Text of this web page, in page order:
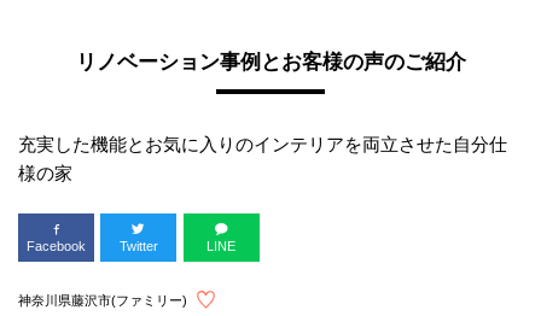
リノベーション事例とお客様の声のご紹介
充実した機能とお気に入りのインテリアを両立させた自分仕
様の家
Facebook Twitter LINE
神奈川県藤沢市(ファミリー)